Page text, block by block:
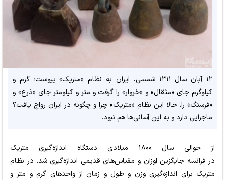
۱۲ آبان سال ۱۳۱۱ شمسی، ایران به نظام «متریک» پیوست؛ گرم و
کیلوگرم جای «مثقال» و «خروار» را گرفت و متر و کیلومتر جای «ذرع» و
«فرسنگ» را. حالا این نظام «متریک» چرا و چگونه در ایران رواج یافت؟
ماجرایی دارد و به این آسانی‌ها هم نبود.
از حوالی سال ۱۸۰۰ میلادی دستگاه اندازه‌گیری متریک
در فرانسه جایگزین اوزان و مقیاس‌های قدیمی اندازه‌گیری شد. در نظام
متریک برای اندازه‌گیری وزن و طول و زمان از واحدهای گرم و متر و